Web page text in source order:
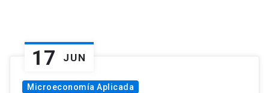
17 JUN
Microeconomía Aplicada